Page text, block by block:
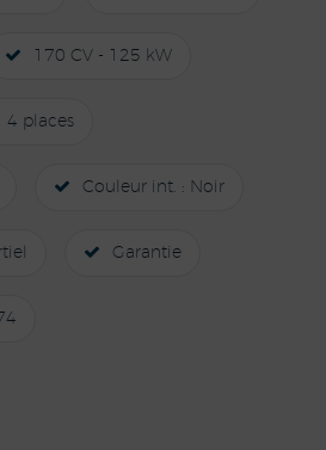
170 CV - 125 kW
4 places
Couleur int. : Noir
Garantie